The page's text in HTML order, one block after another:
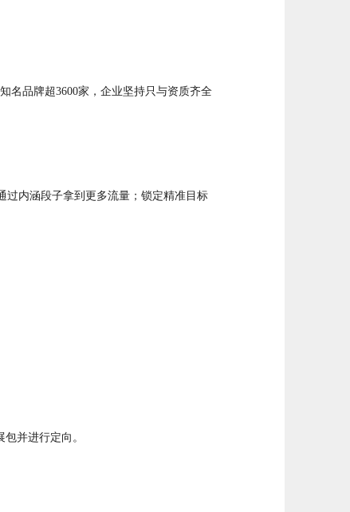
名品牌超3600家，企业坚持只与资质齐全
过内涵段子拿到更多流量；锁定精准目标
并进行定向。